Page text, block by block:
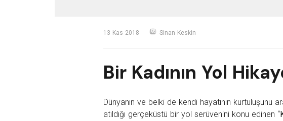
13 Kas 2018 Sinan Keskin
Bir Kadının Yol
Dünyanın ve belki de kendi hayatının kurtuluşunu
atıldığı gerçeküstü bir yol serüvenini konu edinen “